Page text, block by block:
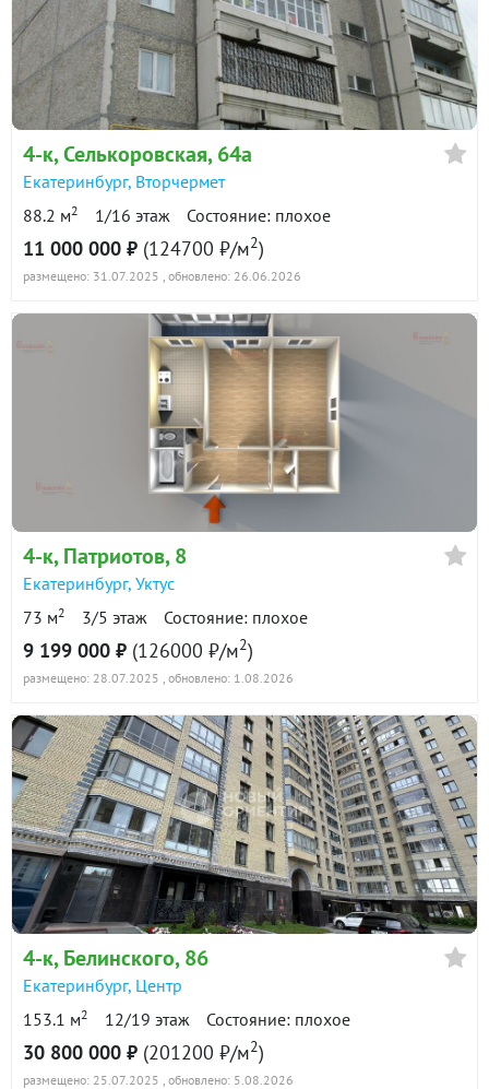
4-к, Селькоровская, 64а
Екатеринбург, Вторчермет
88.2 м2 1/16 этаж Состояние: плохое
11 000 000 ₽ (124700 ₽/м2)
размещено: 31.07.2025 , обновлено: 26.06.2026
4-к, Патриотов, 8
Екатеринбург, Уктус
73 м2 3/5 этаж Состояние: плохое
9 199 000 ₽ (126000 ₽/м2)
размещено: 28.07.2025 , обновлено: 1.08.2026
4-к, Белинского, 86
Екатеринбург, Центр
153.1 м2 12/19 этаж Состояние: плохое
30 800 000 ₽ (201200 ₽/м2)
размещено: 25.07.2025 , обновлено: 5.08.2026